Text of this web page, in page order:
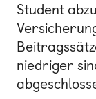
Student
niedriger